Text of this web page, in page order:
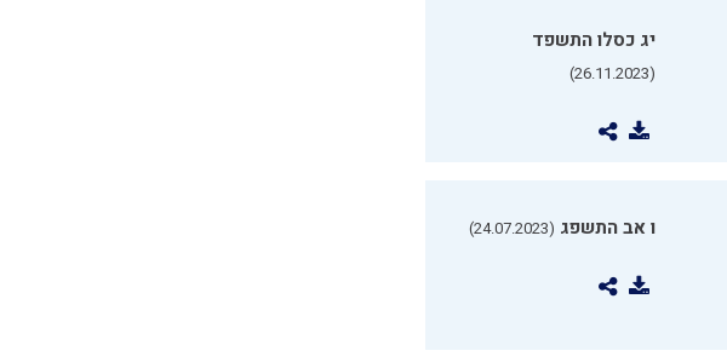
יג כסלו התשפד
(26.11.2023)
ו אב התשפג (24.07.2023)